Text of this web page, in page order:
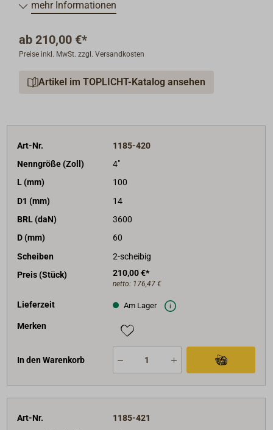
Beschläge (AISI316), sowie wartungs- und
Der Kopf der Edelstahl-Achse ist mit einem Bronze-
Plättchen abgedeckt und gesichert.
getaucht. Somit kommen diese robusten und
Sie können aber auch mit allen 1-kompentigen
mehr Informationen
ab 210,00 €*
Preise inkl. MwSt. zzgl. Versandkosten
Artikel im TOPLICHT-Katalog ansehen
Art-Nr.
1185-420
Nenngröße (Zoll)
4"
L (mm)
100
D1 (mm)
14
BRL (daN)
3600
D (mm)
60
Scheiben
2-scheibig
Preis (Stück)
210,00 €*
netto: 176,47 €
Lieferzeit Am Lager
Merken
In den Warenkorb
Art-Nr.
1185-421